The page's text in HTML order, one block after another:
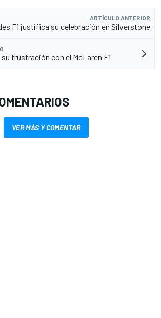
ARTÍCULO ANTERIOR
F1 justifica su celebración en Silverstone
frustración con el McLaren F1
VER MÁS Y COMENTAR